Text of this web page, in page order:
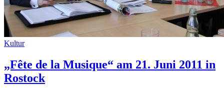
Kultur
„Fête de la Musique“ am 21. Juni 2011 in
Rostock